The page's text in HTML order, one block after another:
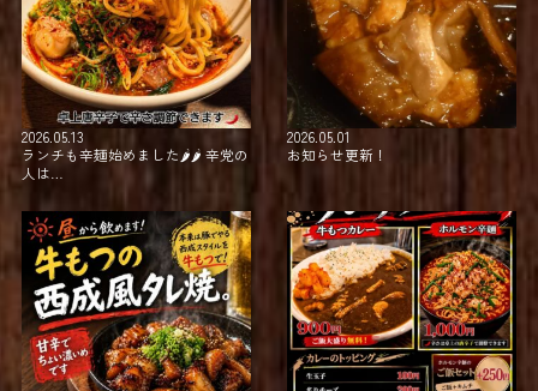
2026.05.13
ランチも辛麺始めました🌶🌶⁡ ⁡辛党の
人は…
2026.05.01
お知らせ更新！